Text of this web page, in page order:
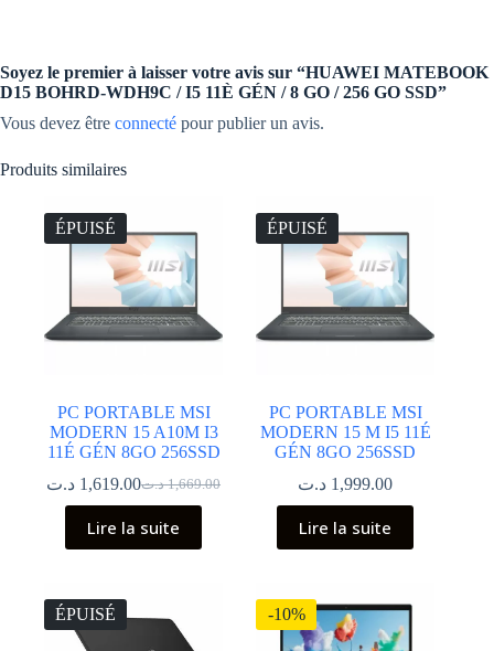
Soyez le premier à laisser votre avis sur “HUAWEI MATEBOOK
D15 BOHRD-WDH9C / I5 11È GÉN / 8 GO / 256 GO SSD”
Vous devez être connecté pour publier un avis.
Produits similaires
ÉPUISÉ
PC PORTABLE MSI
MODERN 15 A10M I3
11É GÉN 8GO 256SSD
1,669.00 د.تLe
prix
initial
était :
1,619.00 د.ت
Le
prix
actuel
est :
Lire la suite
ÉPUISÉ
PC PORTABLE MSI
MODERN 15 M I5 11É
GÉN 8GO 256SSD
1,999.00 د.ت
Lire la suite
ÉPUISÉ -10%